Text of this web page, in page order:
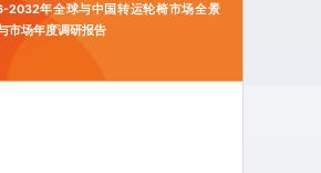
2032年全球与中国转运轮椅市场全景
市场年度调研报告